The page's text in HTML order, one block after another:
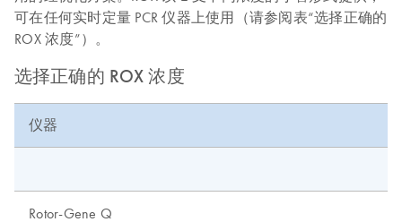
可在任何实时定量 PCR 仪器上使用（请参阅表“选择正确的
ROX 浓度”）。
选择正确的 ROX 浓度
仪器
Rotor-Gene Q